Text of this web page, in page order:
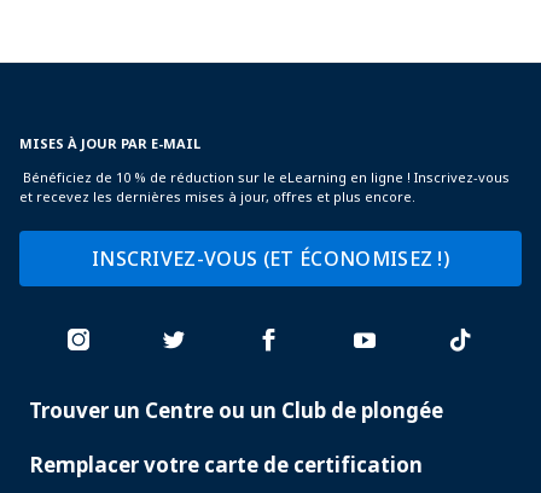
MISES À JOUR PAR E-MAIL
Bénéficiez de 10 % de réduction sur le eLearning en ligne ! Inscrivez-vous
et recevez les dernières mises à jour, offres et plus encore.
INSCRIVEZ-VOUS (ET ÉCONOMISEZ !)
PADI
Trouver un Centre ou un Club de plongée
Remplacer votre carte de certification